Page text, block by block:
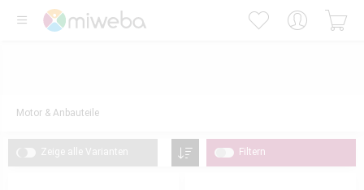
Motor & Anbauteile
Zeige alle Varianten Filtern